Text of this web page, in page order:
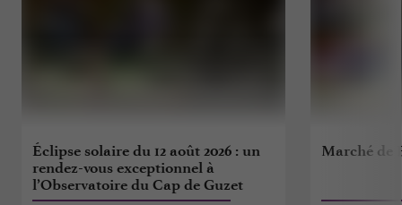
Éclipse solaire du 12 août 2026 : un
rendez-vous exceptionnel à
l’Observatoire du Cap de Guzet
Marché de